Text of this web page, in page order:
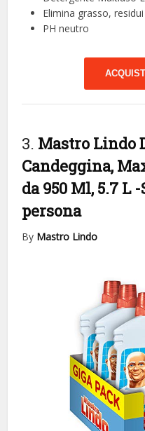
Elimina grasso,
PH neutro
3. Mastro Lindo
Candeggina,
da 950 Ml, 5.7 L -
persona
By Mastro Lindo